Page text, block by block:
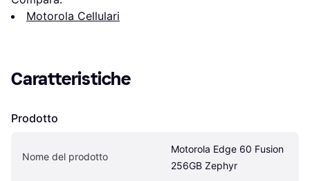
Motorola Cellulari
Caratteristiche
Prodotto
Nome del prodotto
Motorola Edge 60 Fusion
256GB Zephyr